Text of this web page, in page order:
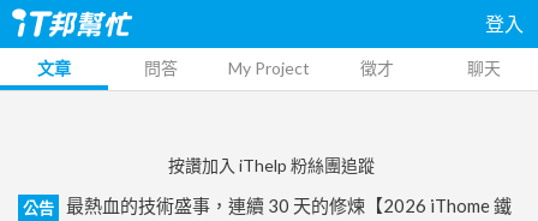
登入
文章 問答 My Project 徵才 聊天
按讚加入 iThelp 粉絲團追蹤
公告
最熱血的技術盛事，連續 30 天的修煉【2026 iThome 鐵